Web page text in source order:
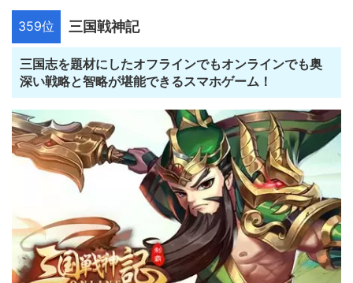
359位 三国戦神記
三国志を題材にしたオフラインでもオンラインでも奥
深い戦略と智略が堪能できるスマホゲーム！